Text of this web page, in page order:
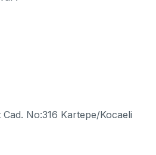
Cad. No:316 Kartepe/Kocaeli